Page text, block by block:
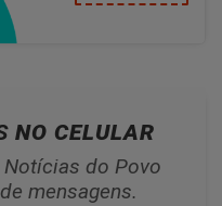
NO CELULAR
do Povo
mensagens.